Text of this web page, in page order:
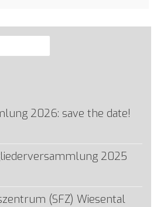
2026: save the date!
2025
(SFZ) Wiesental